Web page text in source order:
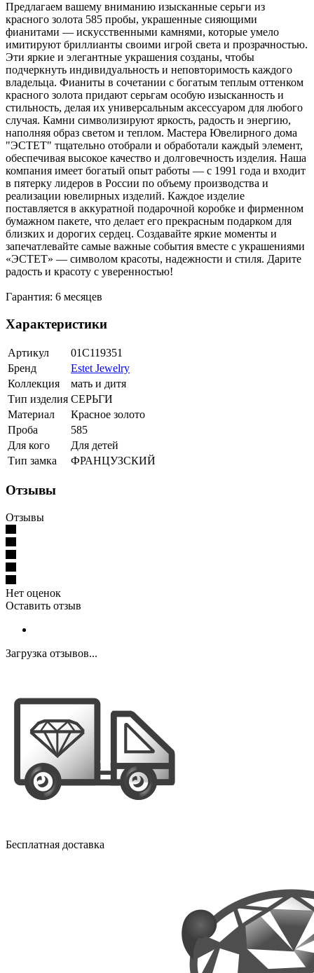
Предлагаем вашему вниманию изысканные серьги из
красного золота 585 пробы, украшенные сияющими
фианитами — искусственными камнями, которые умело
имитируют бриллианты своими игрой света и прозрачностью.
Эти яркие и элегантные украшения созданы, чтобы
подчеркнуть индивидуальность и неповторимость каждого
владельца. Фианиты в сочетании с богатым теплым оттенком
красного золота придают серьгам особую изысканность и
стильность, делая их универсальным аксессуаром для любого
случая. Камни символизируют яркость, радость и энергию,
наполняя образ светом и теплом. Мастера Ювелирного дома
"ЭСТЕТ" тщательно отобрали и обработали каждый элемент,
обеспечивая высокое качество и долговечность изделия. Наша
компания имеет богатый опыт работы — с 1991 года и входит
в пятерку лидеров в России по объему производства и
реализации ювелирных изделий. Каждое изделие
поставляется в аккуратной подарочной коробке и фирменном
бумажном пакете, что делает его прекрасным подарком для
близких и дорогих сердец. Создавайте яркие моменты и
запечатлевайте самые важные события вместе с украшениями
«ЭСТЕТ» — символом красоты, надежности и стиля. Дарите
радость и красоту с уверенностью!
Гарантия: 6 месяцев
Характеристики
Артикул
01С119351
Бренд
Estet Jewelry
Коллекция
мать и дитя
Тип изделия СЕРЬГИ
Материал
Красное золото
Проба
585
Для кого
Для детей
Тип замка
ФРАНЦУЗСКИЙ
Отзывы
Отзывы
Нет оценок
Оставить отзыв
Загрузка отзывов...
Бесплатная доставка